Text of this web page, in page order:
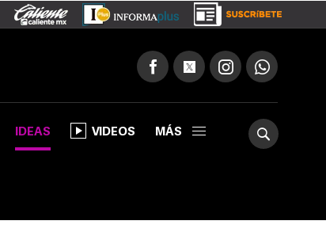
IDEAS VIDEOS MÁS